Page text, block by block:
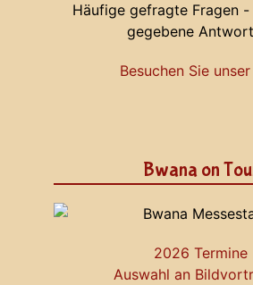
Häufige gefragte Fragen -
gegebene
Besuchen Sie unser
Bwana on
2026 Termine
Auswahl an